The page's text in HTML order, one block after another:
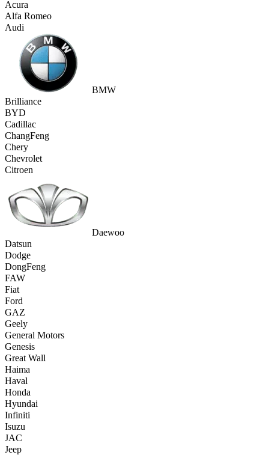
Acura
Alfa Romeo
Audi
BMW
Brilliance
BYD
Cadillac
ChangFeng
Chery
Chevrolet
Citroen
Daewoo
Datsun
Dodge
DongFeng
FAW
Fiat
Ford
GAZ
Geely
General Motors
Genesis
Great Wall
Haima
Haval
Honda
Hyundai
Infiniti
Isuzu
JAC
Jeep